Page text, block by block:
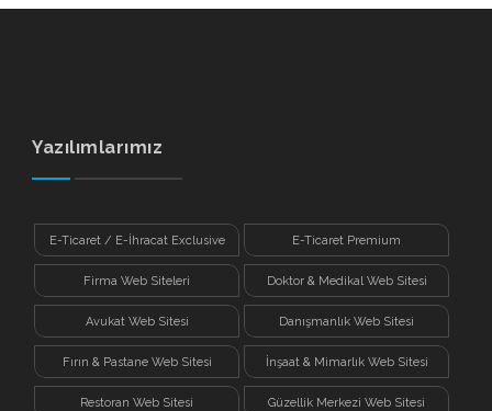
Yazılımlarımız
E-Ticaret / E-İhracat Exclusive E-Ticaret Premium
Firma Web Siteleri Doktor & Medikal Web Sitesi
Avukat Web Sitesi Danışmanlık Web Sitesi
Fırın & Pastane Web Sitesi İnşaat & Mimarlık Web Sitesi
Restoran Web Sitesi Güzellik Merkezi Web Sitesi